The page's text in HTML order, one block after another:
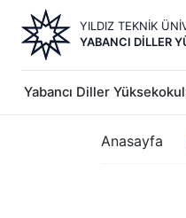
içeriğe
YILDIZ TEKNİK
YABANCI DILLER
Yabancı Diller
Sayfa
yolu
Anasayfa